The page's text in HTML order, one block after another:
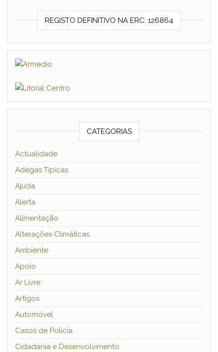
REGISTO DEFINITIVO NA ERC: 126864
CATEGORIAS
Actualidade
Adegas Típicas
Ajuda
Alerta
Alimentação
Alterações Climáticas
Ambiente
Apoio
Ar Livre
Artigos
Automóvel
Casos de Polícia
Cidadania e Desenvolvimento